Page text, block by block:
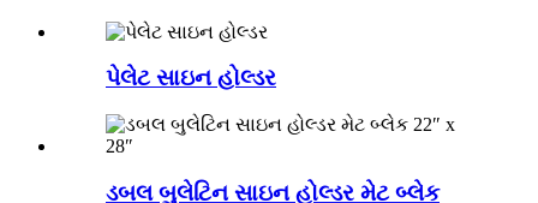
પેલેટ સાઇન હોલ્ડર
ડબલ બુલેટિન સાઇન હોલ્ડર મેટ બ્લેક